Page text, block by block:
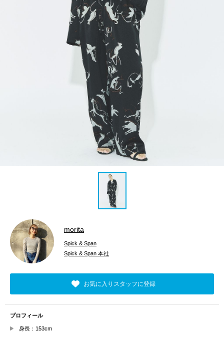
morita
Spick & Span
Spick & Span 本社
お気に入りスタッフに登録
プロフィール
身長：153cm